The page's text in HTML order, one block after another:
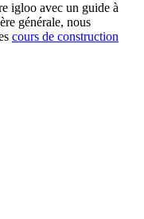
igloo avec un guide à
générale, nous
cours de construction